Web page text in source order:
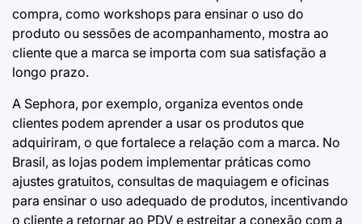
compra, como workshops para ensinar o uso do
produto ou sessões de acompanhamento, mostra ao
cliente que a marca se importa com sua satisfação a
longo prazo.
A Sephora, por exemplo, organiza eventos onde
clientes podem aprender a usar os produtos que
adquiriram, o que fortalece a relação com a marca. No
Brasil, as lojas podem implementar práticas como
ajustes gratuitos, consultas de maquiagem e oficinas
para ensinar o uso adequado de produtos, incentivando
o cliente a retornar ao PDV e estreitar a conexão com a